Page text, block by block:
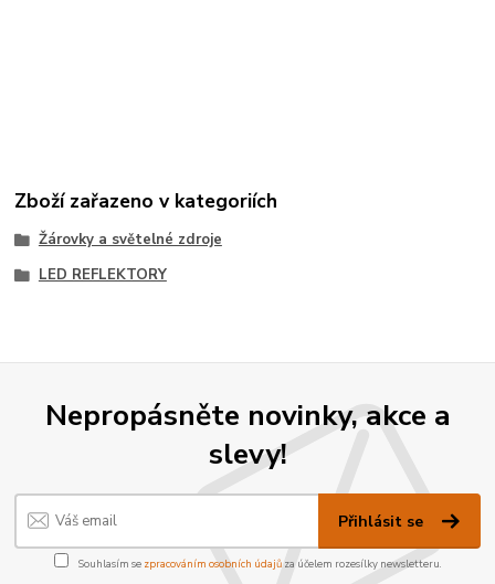
Zboží zařazeno v kategoriích
Žárovky a světelné zdroje
LED REFLEKTORY
Nepropásněte novinky, akce a
slevy!
Přihlásit se
Souhlasím se zpracováním osobních údajůza účelem rozesílky newsletteru.